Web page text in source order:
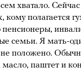
хватало.
кому полагается
семьи. Я мать-
не положено.
масло, паштет и